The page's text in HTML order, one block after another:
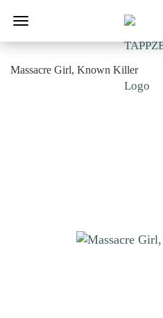
Massacre Girl, Known Killer